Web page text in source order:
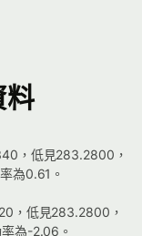
料
，低見283.2800，
為0.61。
，低見283.2800，
為-2.06。